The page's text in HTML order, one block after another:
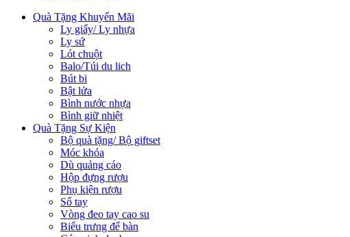
Quà Tặng Khuyến Mãi
Ly giấy/ Ly nhựa
Ly sứ
Lót chuột
Balo/Túi du lich
Bút bi
Bật lửa
Bình nước nhựa
Bình giữ nhiệt
Quà Tặng Sự Kiện
Bộ quà tặng/ Bộ giftset
Móc khóa
Dù quảng cáo
Hộp đựng rượu
Phụ kiện rượu
Sổ tay
Vòng đeo tay cao su
Biểu trưng để bàn